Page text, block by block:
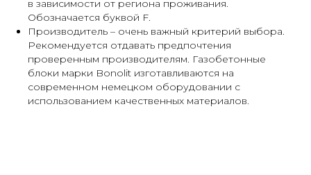
в зависимости от региона проживания.
Обозначается буквой F.
Производитель – очень важный критерий выбора.
Рекомендуется отдавать предпочтения
проверенным производителям. Газобетонные
блоки марки Bonolit изготавливаются на
современном немецком оборудовании с
использованием качественных материалов.